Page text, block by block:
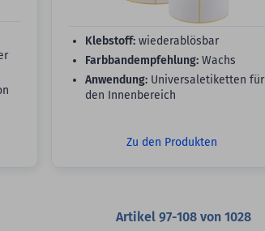
Klebstoff: wiederablösbar
Farbbandempfehlung: Wachs
Anwendung: Universaletiketten für
den Innenbereich
Zu den Produkten
Artikel97-108 von1028